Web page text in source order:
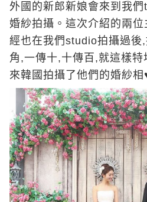
外國的新郎新娘會來到我
婚紗拍攝。這次介紹的兩
經也在我們studio拍攝過後
角,一傳十,十傳百,就這樣
來韓國拍攝了他們的婚紗相